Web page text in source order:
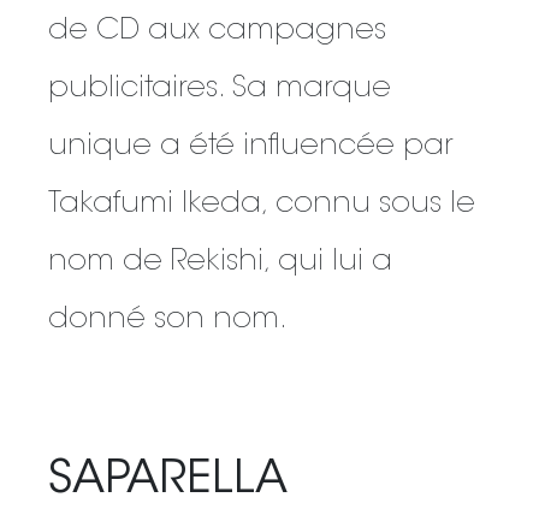
de CD aux campagnes
publicitaires. Sa marque
unique a été influencée par
Takafumi Ikeda, connu sous le
nom de Rekishi, qui lui a
donné son nom.
SAPARELLA